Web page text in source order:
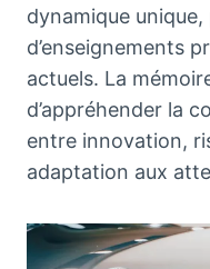
dynamique
d’enseignements
actuels. La
d’appréhender la
entre innovation,
adaptation aux